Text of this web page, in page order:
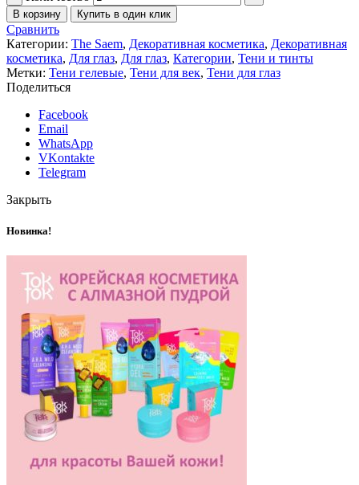
В корзину Купить в один клик
Сравнить
Категории: The Saem, Декоративная косметика, Декоративная
косметика, Для глаз, Для глаз, Категории, Тени и тинты
Метки: Тени гелевые, Тени для век, Тени для глаз
Поделиться
Facebook
Email
WhatsApp
VKontakte
Telegram
Закрыть
Новинка!